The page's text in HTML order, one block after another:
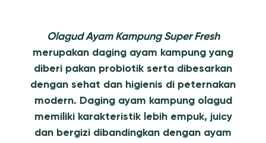
Olagud Ayam Kampung Super Fresh
merupakan daging ayam kampung yang
diberi pakan probiotik serta dibesarkan
dengan sehat dan higienis di peternakan
modern. Daging ayam kampung olagud
memiliki karakteristik lebih empuk, juicy
dan bergizi dibandingkan dengan ayam